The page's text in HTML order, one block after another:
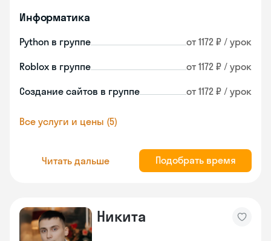
Информатика
Python в группе от 1172 ₽ / урок
Roblox в группе от 1172 ₽ / урок
Создание сайтов в группе от 1172 ₽ / урок
Все услуги и цены (5)
Читать дальше Подобрать время
Никита